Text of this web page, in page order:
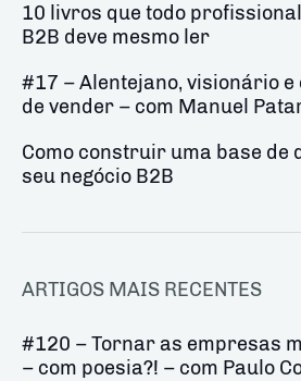
10 livros que todo
B2B deve mesmo ler
#17 – Alentejano, visionário e
de vender – com Manuel
Como construir uma base de
seu negócio B2B
ARTIGOS MAIS RECENTES
#120 – Tornar as empresas
– com poesia?! – com Paulo